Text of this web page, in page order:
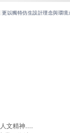
以獨特仿生設計理念與環境
文精神....